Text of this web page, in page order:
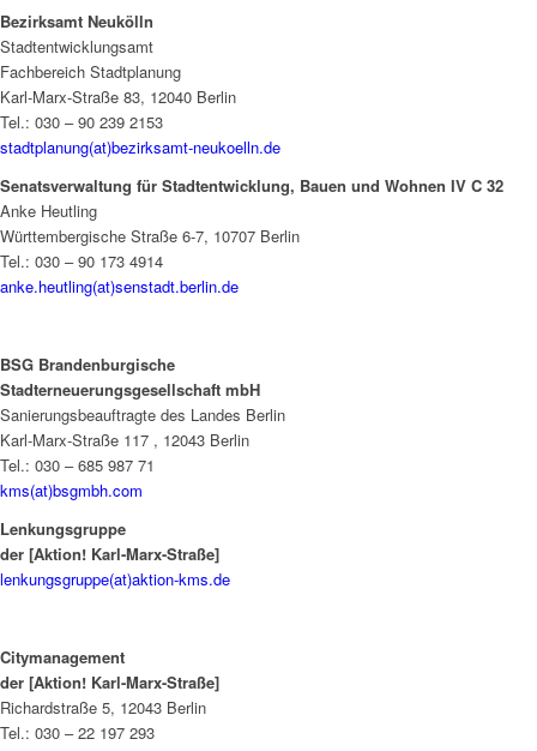
Bezirksamt Neukölln
Stadtentwicklungsamt
Fachbereich Stadtplanung
Karl-Marx-Straße 83, 12040 Berlin
Tel.: 030 – 90 239 2153
stadtplanung(at)bezirksamt-neukoelln.de
Senatsverwaltung für Stadtentwicklung, Bauen und Wohnen IV C 32
Anke Heutling
Württembergische Straße 6-7, 10707 Berlin
Tel.: 030 – 90 173 4914
anke.heutling(at)senstadt.berlin.de
BSG Brandenburgische
Stadterneuerungsgesellschaft mbH
Sanierungsbeauftragte des Landes Berlin
Karl-Marx-Straße 117 , 12043 Berlin
Tel.: 030 – 685 987 71
kms(at)bsgmbh.com
Lenkungsgruppe
der [Aktion! Karl-Marx-Straße]
lenkungsgruppe(at)aktion-kms.de
Citymanagement
der [Aktion! Karl-Marx-Straße]
Richardstraße 5, 12043 Berlin
Tel.: 030 – 22 197 293